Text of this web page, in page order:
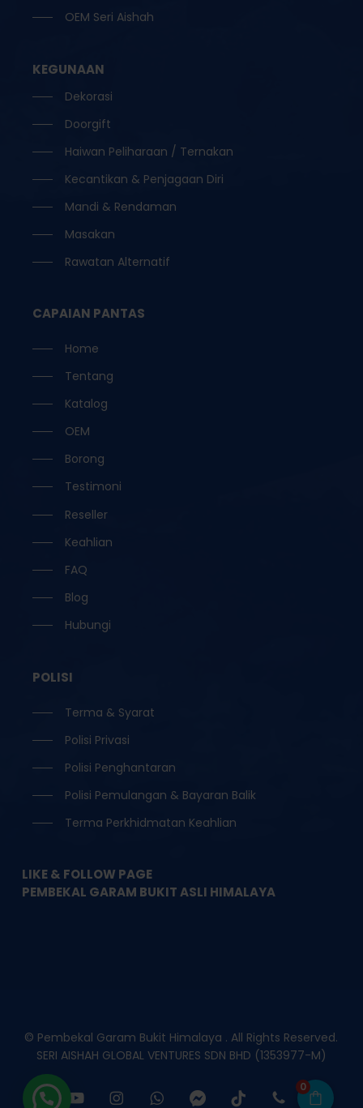
OEM Seri Aishah
KEGUNAAN
Dekorasi
Doorgift
Haiwan Peliharaan / Ternakan
Kecantikan & Penjagaan Diri
Mandi & Rendaman
Masakan
Rawatan Alternatif
CAPAIAN PANTAS
Home
Tentang
Katalog
OEM
Borong
Testimoni
Reseller
Keahlian
FAQ
Blog
Hubungi
POLISI
Terma & Syarat
Polisi Privasi
Polisi Penghantaran
Polisi Pemulangan & Bayaran Balik
Terma Perkhidmatan Keahlian
LIKE & FOLLOW PAGE
PEMBEKAL GARAM BUKIT ASLI HIMALAYA
© Pembekal Garam Bukit Himalaya . All Rights Reserved.
SERI AISHAH GLOBAL VENTURES SDN BHD (1353977-M)
facebookyoutubeinstagramwhatsappmessenger
tiktok phoneemail
0